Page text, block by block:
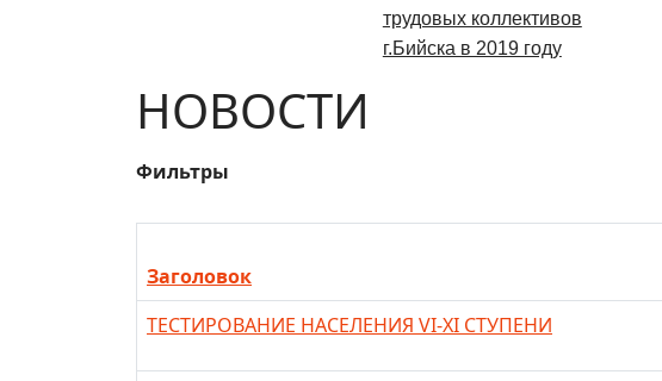
трудовых коллективов
г.Бийска в 2019 году
НОВОСТИ
Фильтры
Заголовок
ТЕСТИРОВАНИЕ НАСЕЛЕНИЯ VI-XI СТУПЕНИ